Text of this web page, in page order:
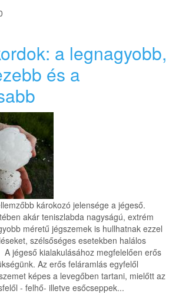
a legnagyobb,
és a
károkozó jelensége a jégeső.
akár teniszlabda nagyságú, extrém
méretű jégszemek is hullhatnak ezzel
szélsőséges esetekben halálos
jégeső kialakulásához megfelelően erős
Az erős feláramlás egyfelől
képes a levegőben tartani, mielőtt az
- felhő- illetve esőcseppek...